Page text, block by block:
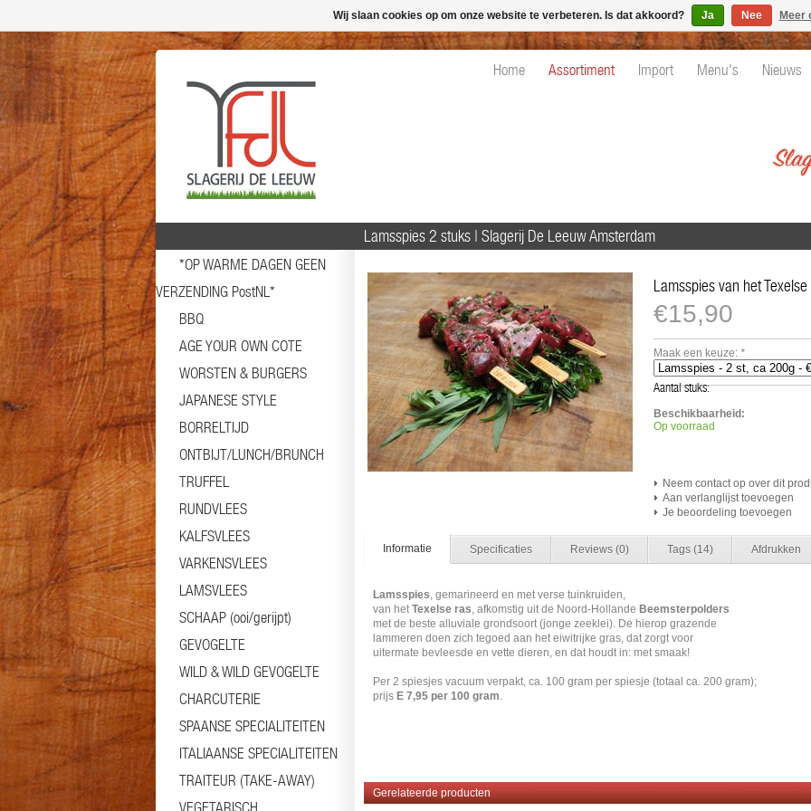
Home Assortiment Import Menu's Nieuws
*OP WARME DAGEN GEEN
VERZENDING PostNL*
BBQ
AGE YOUR OWN COTE
WORSTEN & BURGERS
JAPANESE STYLE
BORRELTIJD
ONTBIJT/LUNCH/BRUNCH
TRUFFEL
RUNDVLEES
KALFSVLEES
VARKENSVLEES
LAMSVLEES
SCHAAP (ooi/gerijpt)
GEVOGELTE
WILD & WILD GEVOGELTE
CHARCUTERIE
SPAANSE SPECIALITEITEN
ITALIAANSE SPECIALITEITEN
TRAITEUR (TAKE-AWAY)
VEGETARISCH
Lamsspies 2 stuks | Slagerij De Leeuw Amsterdam
Lamsspies van het
Maak een keuze: *
Aantal stuks:
€15,90
Beschikbaarheid:
Op voorraad
Neem contact op over dit
Aan verlanglijst toevoegen
Je beoordeling toevoegen
Informatie Specificaties Reviews (0) Tags (14) Afdrukken
Lamsspies, gemarineerd en met verse tuinkruiden,
van hetTexelse ras, afkomstig uit de Noord-Hollande Beemsterpolders
met de beste alluviale grondsoort (jonge zeeklei). De hierop grazende
lammeren doen zich tegoed aan het eiwitrijke gras, dat zorgt voor
uitermate bevleesde en vette dieren, en dat houdt in: met smaak!
Per 2 spiesjes vacuum verpakt, ca. 100 gram per spiesje (totaal ca. 200 gram);
prijs E 7,95 per 100 gram.
Gerelateerde producten
Wij slaan cookies op om onze website te verbeteren. Is dat akkoord? Ja Nee Meer